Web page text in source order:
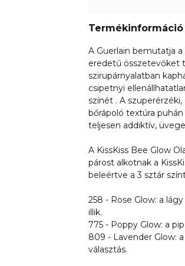
Termékinformáció
A Guerlain bemutatja
eredetű összetevőket
szirupárnyalatban
csipetnyi
színét . A
bőrápoló textúra
teljesen addiktív,
A KissKiss Bee Glow
párost alkotnak a
beleértve a 3 sztár
258 - Rose Glow: a
illik.
775 - Poppy Glow: a
809 - Lavender Glow:
választás.